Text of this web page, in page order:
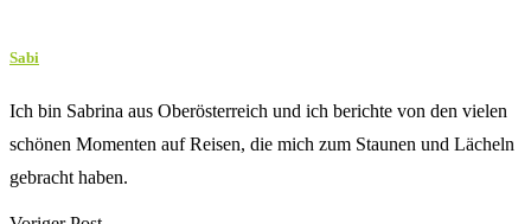
Sabi
Ich bin Sabrina aus Oberösterreich und ich berichte von den vielen
schönen Momenten auf Reisen, die mich zum Staunen und Lächeln
gebracht haben.